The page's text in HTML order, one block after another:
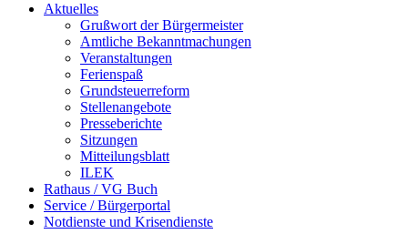
Aktuelles
Grußwort der Bürgermeister
Amtliche Bekanntmachungen
Veranstaltungen
Ferienspaß
Grundsteuerreform
Stellenangebote
Presseberichte
Sitzungen
Mitteilungsblatt
ILEK
Rathaus / VG Buch
Service / Bürgerportal
Notdienste und Krisendienste